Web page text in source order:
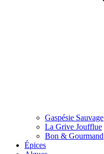
Gaspésie Sauvage
La Grive Joufflue
Bon & Gourmand
Épices